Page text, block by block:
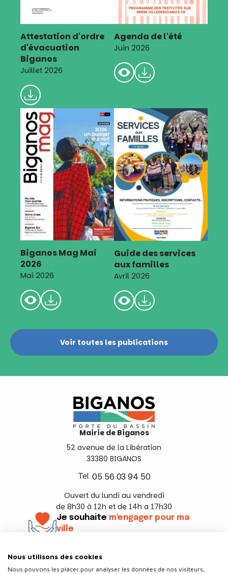
Attestation d'ordre
d'évacuation
Biganos
Juillet 2026
Agenda de l'été
Juin 2026
Biganos Mag Mai
2026
Mai 2026
Guide des services
aux familles
Avril 2026
Voir toutes les publications
Mairie de Biganos
52 avenue de la Libération
33380 BIGANOS
Tel. 05 56 03 94 50
Ouvert du lundi au vendredi
de 8h30 à 12h et de 14h a 17h30
Je souhaite m'engager pour ma
ville
Nous utilisons des cookies
Nous pouvons les placer pour analyser les données de nos visiteurs,